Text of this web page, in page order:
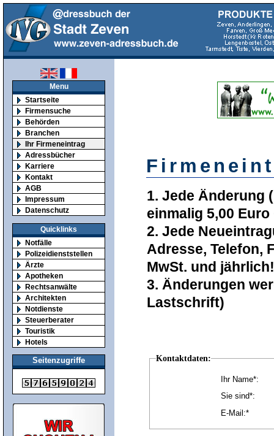
Menu
Startseite
Firmensuche
Behörden
Branchen
Ihr Firmeneintrag
Adressbücher
Karriere
Kontakt
AGB
Impressum
Datenschutz
Quicklinks
Notfälle
Polizeidienststellen
Ärzte
Apotheken
Rechtsanwälte
Architekten
Notdienste
Steuerberater
Touristik
Hotels
Seitenzugriffe
1. Jede Änderung
einmalig 5,00 Euro
2. Jede
Adresse, Telefon,
MwSt. und jährlich!
3. Änderungen
Lastschrift)
Kontaktdaten:
Ihr Name*:
Sie sind*:
E-Mail:*